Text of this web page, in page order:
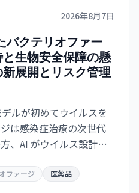
2026年8月7日
バクテリオファー
生物安全保障の懸
展開とリスク管理
ルが初めてウイルスを
は感染症治療の次世代
、AI がウイルス設計能
ファージ
医薬品